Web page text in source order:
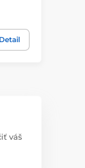
Detail
váš